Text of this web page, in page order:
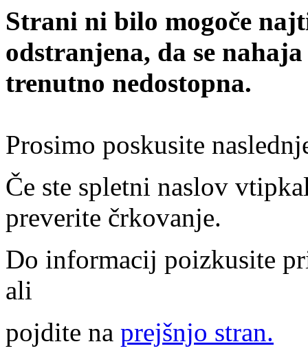
Strani ni bilo mogoče
odstranjena, da se
trenutno nedostopna.
Prosimo poskusite
Če ste spletni naslov
preverite črkovanje.
Do informacij poizkusite
ali
pojdite na prejšnjo stran.